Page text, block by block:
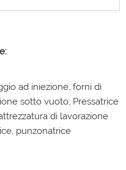
ad iniezione, forni di
sotto vuoto; Pressatrice
di lavorazione
punzonatrice